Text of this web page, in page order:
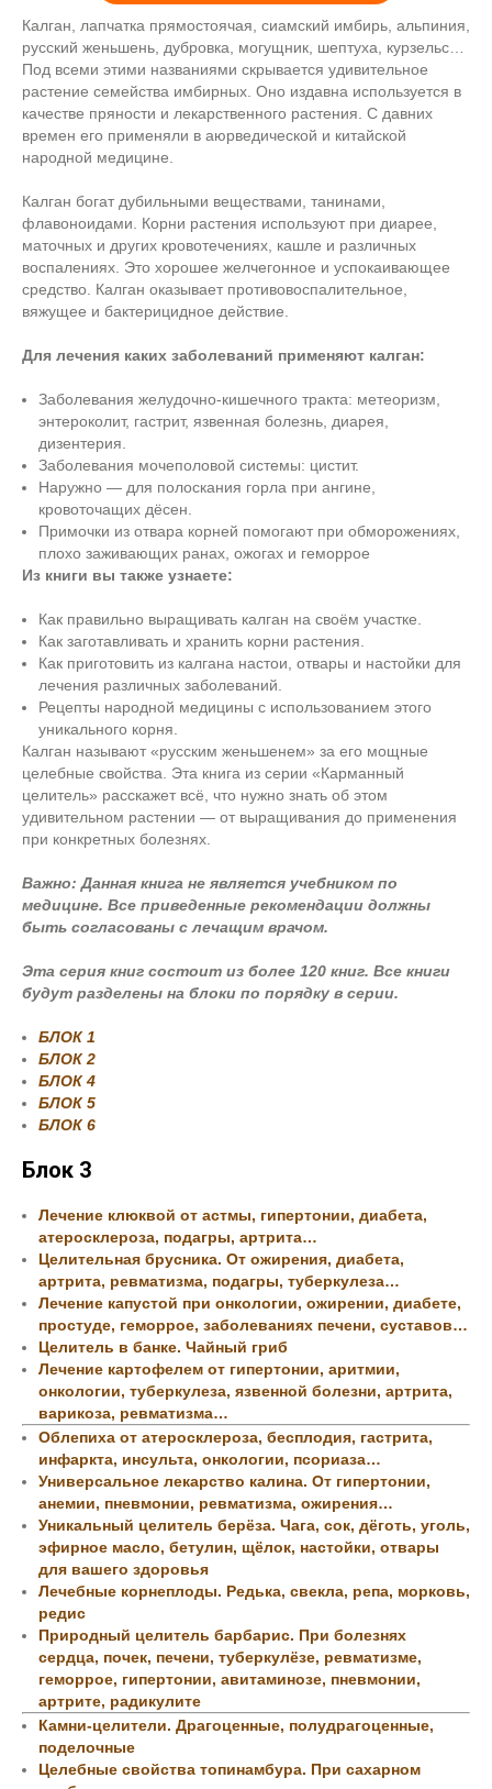
Калган, лапчатка прямостоячая, сиамский имбирь, альпиния,
русский женьшень, дубровка, могущник, шептуха, курзельс…
Под всеми этими названиями скрывается удивительное
растение семейства имбирных. Оно издавна используется в
качестве пряности и лекарственного растения. С давних
времен его применяли в аюрведической и китайской
народной медицине.
Калган богат дубильными веществами, танинами,
флавоноидами. Корни растения используют при диарее,
маточных и других кровотечениях, кашле и различных
воспалениях. Это хорошее желчегонное и успокаивающее
средство. Калган оказывает противовоспалительное,
вяжущее и бактерицидное действие.
Для лечения каких заболеваний применяют калган:
Заболевания желудочно-кишечного тракта: метеоризм,
энтероколит, гастрит, язвенная болезнь, диарея,
дизентерия.
Заболевания мочеполовой системы: цистит.
Наружно — для полоскания горла при ангине,
кровоточащих дёсен.
Примочки из отвара корней помогают при обморожениях,
плохо заживающих ранах, ожогах и геморрое
Из книги вы также узнаете:
Как правильно выращивать калган на своём участке.
Как заготавливать и хранить корни растения.
Как приготовить из калгана настои, отвары и настойки для
лечения различных заболеваний.
Рецепты народной медицины с использованием этого
уникального корня.
Калган называют «русским женьшенем» за его мощные
целебные свойства. Эта книга из серии «Карманный
целитель» расскажет всё, что нужно знать об этом
удивительном растении — от выращивания до применения
при конкретных болезнях.
Важно: Данная книга не является учебником по
медицине. Все приведенные рекомендации должны
быть согласованы с лечащим врачом.
Эта серия книг состоит из более 120 книг. Все книги
будут разделены на блоки по порядку в серии.
БЛОК 1
БЛОК 2
БЛОК 4
БЛОК 5
БЛОК 6
Блок 3
Лечение клюквой от астмы, гипертонии, диабета,
атеросклероза, подагры, артрита…
Целительная брусника. От ожирения, диабета,
артрита, ревматизма, подагры, туберкулеза…
Лечение капустой при онкологии, ожирении, диабете,
простуде, геморрое, заболеваниях печени, суставов…
Целитель в банке. Чайный гриб
Лечение картофелем от гипертонии, аритмии,
онкологии, туберкулеза, язвенной болезни, артрита,
варикоза, ревматизма…
Облепиха от атеросклероза, бесплодия, гастрита,
инфаркта, инсульта, онкологии, псориаза…
Универсальное лекарство калина. От гипертонии,
анемии, пневмонии, ревматизма, ожирения…
Уникальный целитель берёза. Чага, сок, дёготь, уголь,
эфирное масло, бетулин, щёлок, настойки, отвары
для вашего здоровья
Лечебные корнеплоды. Редька, свекла, репа, морковь,
редис
Природный целитель барбарис. При болезнях
сердца, почек, печени, туберкулёзе, ревматизме,
геморрое, гипертонии, авитаминозе, пневмонии,
артрите, радикулите
Камни-целители. Драгоценные, полудрагоценные,
поделочные
Целебные свойства топинамбура. При сахарном